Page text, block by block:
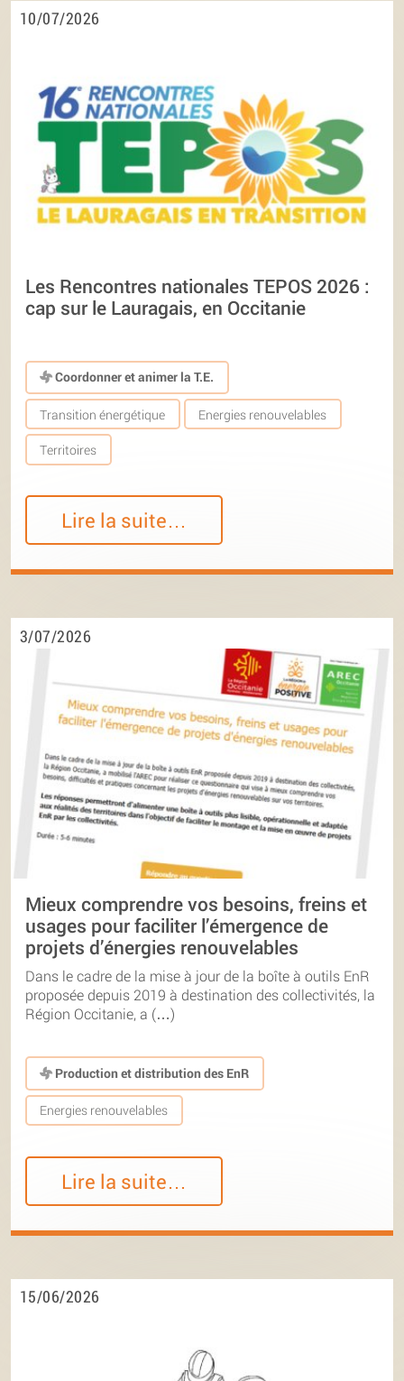
10/07/2026
Les Rencontres nationales TEPOS 2026 :
cap sur le Lauragais, en Occitanie
Coordonner et animer la T.E.
Transition énergétique Energies renouvelables
Territoires
Lire la suite…
3/07/2026
Mieux comprendre vos besoins, freins et
usages pour faciliter l’émergence de
projets d’énergies renouvelables
Dans le cadre de la mise à jour de la boîte à outils EnR
proposée depuis 2019 à destination des collectivités, la
Région Occitanie, a (…)
Production et distribution des EnR
Energies renouvelables
Lire la suite…
15/06/2026